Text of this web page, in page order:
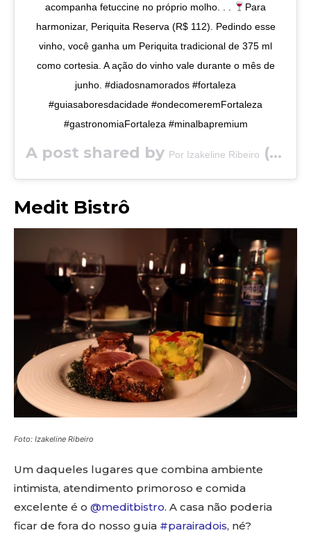
acompanha fetuccine no próprio molho. . .
Para
harmonizar, Periquita Reserva (R$ 112). Pedindo esse
vinho, você ganha um Periquita tradicional de 375 ml
como cortesia. A ação do vinho vale durante o mês de
junho. #diadosnamorados #fortaleza
#guiasaboresdacidade #ondecomeremFortaleza
#gastronomiaFortaleza #minalbapremium
A post shared by Por Izakeline Ribeiro (@saboresdacidade) on
Medit Bistrô
Foto: Izakeline Ribeiro
Um daqueles lugares que combina ambiente
intimista, atendimento primoroso e comida
excelente é o @meditbistro. A casa não poderia
ficar de fora do nosso guia #parairadois, né?